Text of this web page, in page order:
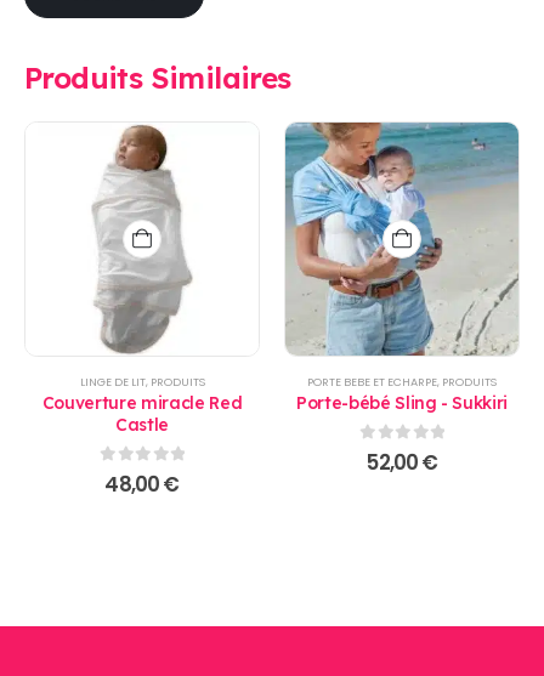
Produits Similaires
LINGE DE LIT, PRODUITS
Couverture miracle Red
Castle
0sur 5
48,00€
PORTE BEBE ET ECHARPE, PRODUITS
Porte-bébé Sling - Sukkiri
0sur 5
52,00€